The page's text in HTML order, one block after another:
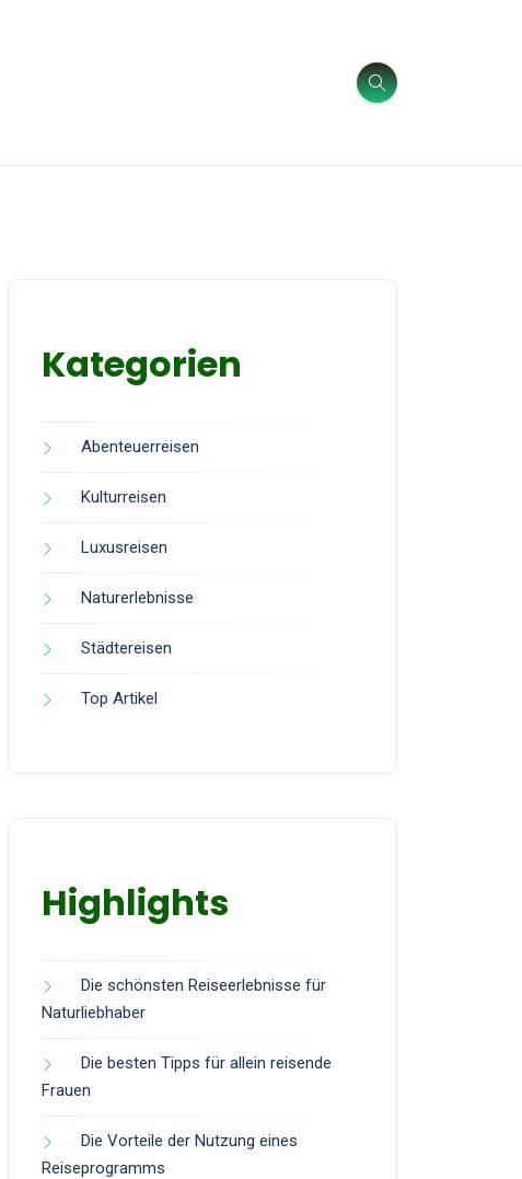
Kategorien
Abenteuerreisen
Kulturreisen
Luxusreisen
Naturerlebnisse
Städtereisen
Top Artikel
Highlights
Die schönsten Reiseerlebnisse für
Naturliebhaber
Die besten Tipps für allein reisende
Frauen
Die Vorteile der Nutzung eines
Reiseprogramms